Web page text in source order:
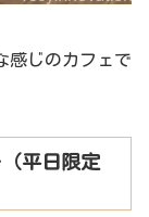
感じのカフェで
（平日限定